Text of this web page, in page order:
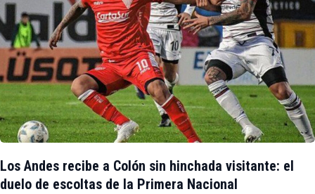
Los Andes recibe a Colón sin hinchada visitante: el
duelo de escoltas de la Primera Nacional